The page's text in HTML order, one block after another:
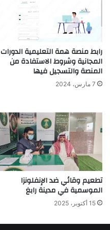
رابط منصة همة التعليمية الدورات
المجانية وشروط الاستفادة من
المنصة والتسجيل فيها
7 مارس، 2024
تطعيم وقائي ضد الإنفلونزا
الموسمية في مدينة رابغ
15 أكتوبر، 2025